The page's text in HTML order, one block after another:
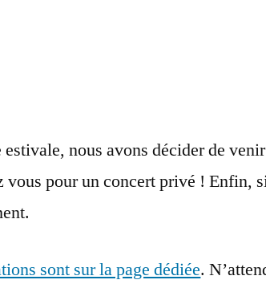
nous avons décider de
vous pour un concert privé ! Enfin,
sont sur la page dédiée.